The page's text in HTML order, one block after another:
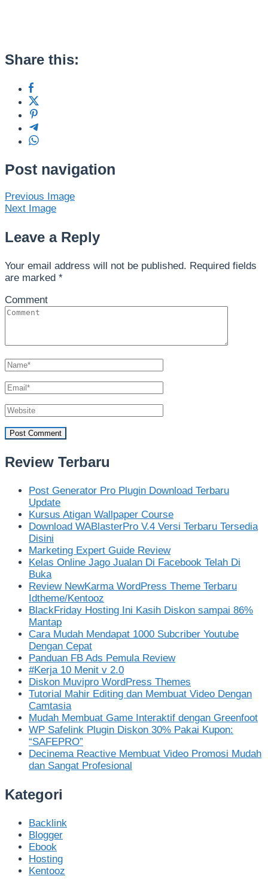
Share this:
Post navigation
Previous Image
Next Image
Leave a Reply
Your email address will not be published. Required fields
are marked *
Comment
Review Terbaru
Post Generator Pro Plugin Download Terbaru
Update
Kursus Atigan Wallpaper Course
Download WABlasterPro V.4 Versi Terbaru Tersedia
Disini
Marketing Expert Guide Review
Kelas Online Jago Jualan Di Facebook Telah Di
Buka
Review NewKarma WordPress Theme Terbaru
Idtheme/Kentooz
BlackFriday Hosting Ini Kasih Diskon sampai 86%
Mantap
Cara Mudah Mendapat 1000 Subcriber Youtube
Dengan Cepat
Panduan FB Ads Pemula Review
#Kerja 10 Menit v 2.0
Diskon Muvipro WordPress Themes
Tutorial Mahir Editing dan Membuat Video Dengan
Camtasia
Mudah Membuat Game Interaktif dengan Greenfoot
WP Safelink Plugin Diskon 30% Pakai Kupon:
“SAFEPRO”
Decinema Reactive Membuat Video Promosi Mudah
dan Sangat Profesional
Kategori
Backlink
Blogger
Ebook
Hosting
Kentooz